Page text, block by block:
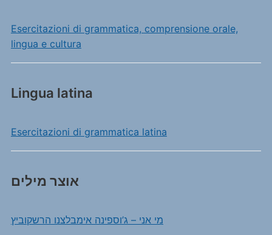
Esercitazioni di grammatica, comprensione orale,
lingua e cultura
Lingua latina
Esercitazioni di grammatica latina
אוצר מילים
מי אני – ג’וספינה אימבלצנו הרשקוביץ